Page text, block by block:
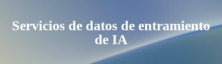
A
Servicios de datos de entramiento
de IA